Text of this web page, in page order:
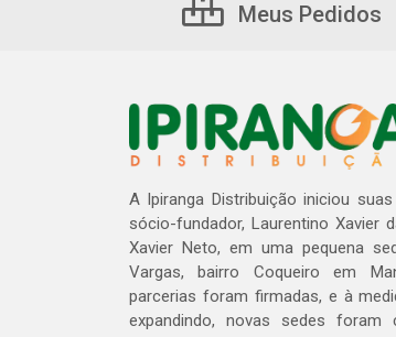
Meus Pedidos
A Ipiranga Distribuição iniciou
sócio-fundador, Laurentino Xavier
Xavier Neto, em uma pequena
Vargas, bairro Coqueiro em
parcerias foram firmadas, e à
expandindo, novas sedes foram